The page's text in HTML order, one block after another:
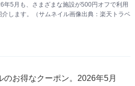
5月も、さまざまな施設が500円オフで利用
します。（サムネイル画像出典：楽天トラベ
のお得なクーポン。2026年5月